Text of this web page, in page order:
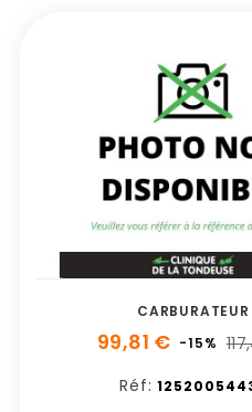
CARBURATEUR
99,81 € -15%
Réf: